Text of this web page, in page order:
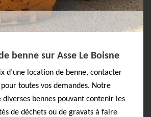
benne sur Asse Le Boisne
d’une location de benne, contacter
toutes vos demandes. Notre
diverses bennes pouvant contenir les
de déchets ou de gravats à faire